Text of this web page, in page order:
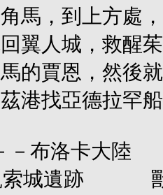
馬，到上方處
翼人城，救醒
的賈恩，然後
港找亞德拉罕
－布洛卡大陸
城遺跡 獸